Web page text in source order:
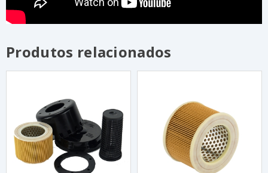
Produtos relacionados